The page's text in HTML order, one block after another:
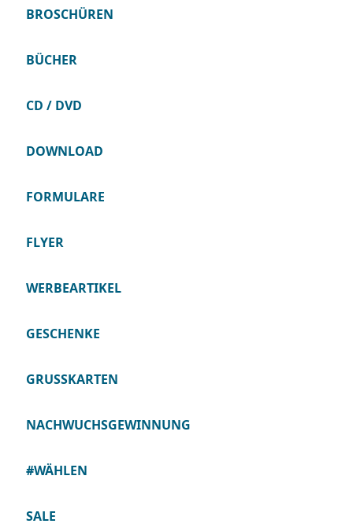
BROSCHÜREN
BÜCHER
CD / DVD
DOWNLOAD
FORMULARE
FLYER
WERBEARTIKEL
GESCHENKE
GRUSSKARTEN
NACHWUCHSGEWINNUNG
#WÄHLEN
SALE